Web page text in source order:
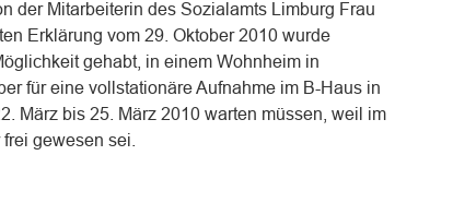
der Mitarbeiterin des Sozialamts Limburg Frau
Erklärung vom 29. Oktober 2010 wurde
gehabt, in einem Wohnheim in
für eine vollstationäre Aufnahme im B-Haus in
März bis 25. März 2010 warten müssen, weil im
gewesen sei.